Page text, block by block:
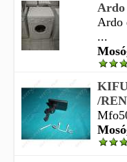
Ardo
Ardo
...
/